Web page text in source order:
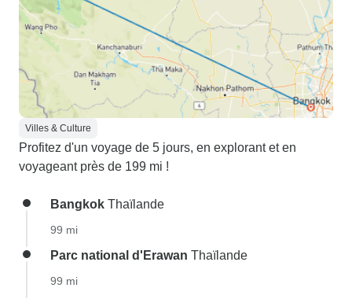
Villes & Culture
Profitez d'un voyage de 5 jours, en explorant et en
voyageant près de 199 mi !
Bangkok Thaïlande
99 mi
Parc national d'Erawan Thaïlande
99 mi